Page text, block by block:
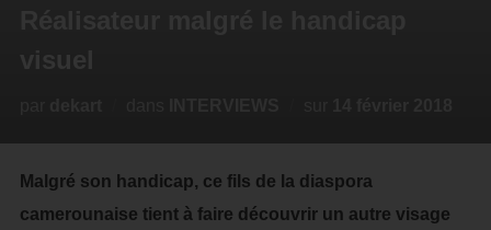
Malgré son handicap, ce fils de la diaspora
camerounaise tient à faire découvrir un autre visage